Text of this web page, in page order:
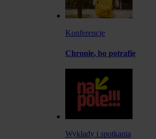
Konferencje
Chronię, bo potrafię
Wykłady i spotkania